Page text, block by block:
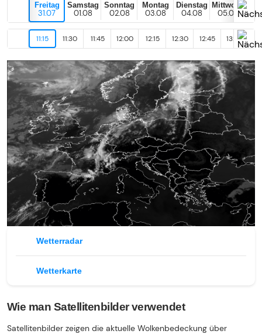
Freitag
31.07
Samstag
01.08
Sonntag
02.08
Montag
03.08
Dienstag
04.08
Mittwoch
05.08
11:15 11:30 11:45 12:00 12:15 12:30 12:45 13:00
Wetterradar
Wetterkarte
Wie man Satellitenbilder verwendet
Satellitenbilder zeigen die aktuelle Wolkenbedeckung über